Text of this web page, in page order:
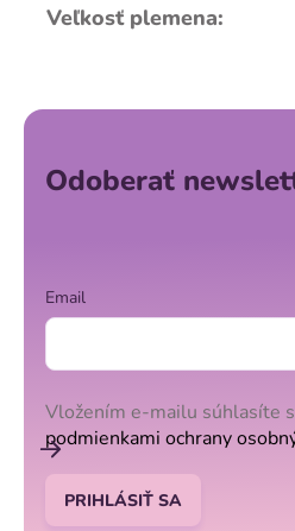
Veľkosť plemena:
Odoberať
Email
Vložením e-mailu súhlasíte s
podmienkami ochrany
PRIHLÁSIŤ SA